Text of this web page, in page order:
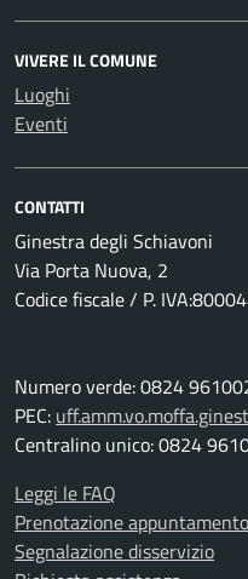
VIVERE IL COMUNE
Luoghi
Eventi
CONTATTI
Ginestra degli Schiavoni
Via Porta Nuova, 2
Codice fiscale / P.
Numero verde: 0824
PEC:
Centralino unico: 0824
Leggi le FAQ
Prenotazione appuntamento
Segnalazione disservizio